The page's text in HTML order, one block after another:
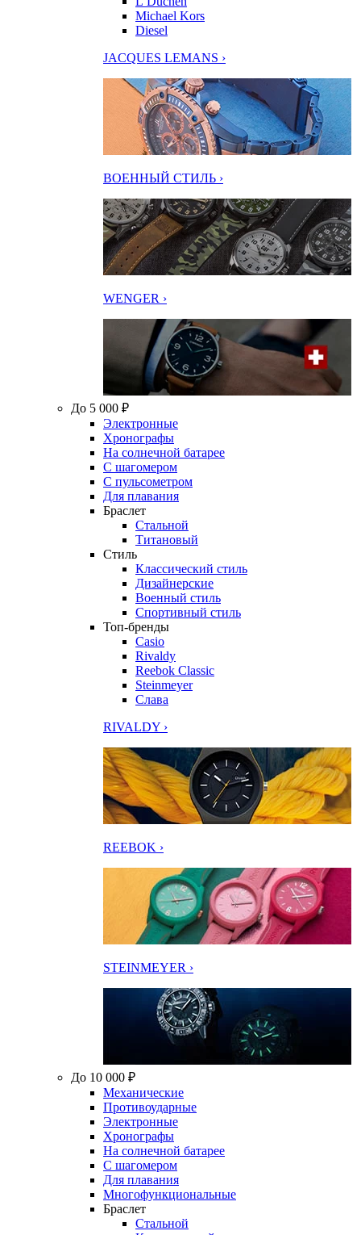
Michael Kors
Diesel
JACQUES LEMANS ›
ВОЕННЫЙ СТИЛЬ ›
WENGER ›
До 5 000 ₽
Электронные
Хронографы
На солнечной батарее
С шагомером
С пульсометром
Для плавания
Браслет
Стальной
Титановый
Стиль
Классический стиль
Дизайнерские
Военный стиль
Спортивный стиль
Топ-бренды
Casio
Rivaldy
Reebok Classic
Steinmeyer
Слава
RIVALDY ›
REEBOK ›
STEINMEYER ›
До 10 000 ₽
Механические
Противоударные
Электронные
Хронографы
На солнечной батарее
С шагомером
Для плавания
Многофункциональные
Браслет
Стальной